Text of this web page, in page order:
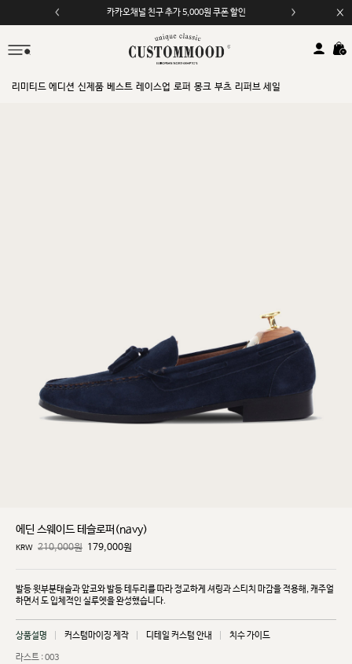
카카오채널 친구 추가 5,000원 쿠폰 할인
모바일 앱 자동 2,000원 할인
리미티드 에디션 신제품 베스트 레이스업 로퍼 몽크 부츠 리퍼브 세일
에딘 스웨이드 테슬로퍼(navy)
KRW 210,000원 179,000원
발등 윗부분태슬과 앞코와 발등 테두리를 따라 정교하게 셔링과 스티치 마감을 적용해, 캐주얼
하면서 도 입체적인 실루엣을 완성했습니다.
상품설명 커스텀마이징 제작 디테일 커스텀 안내 치수 가이드
라스트 : 003